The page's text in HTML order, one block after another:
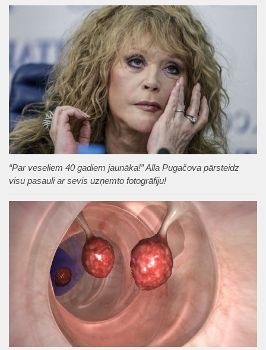
“Par veseliem 40 gadiem jaunāka!” Alla Pugačova pārsteidz
visu pasauli ar sevis uzņemto fotogrāfiju!